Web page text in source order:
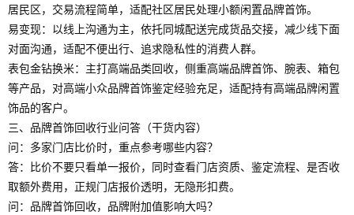
居民区，交易流程简单，适配社区居民处理小额闲置品牌首饰。
易变现：以线上沟通为主，依托同城配送完成货品交接，减少线下面
对面沟通，适配不便出行、追求隐私性的消费人群。
表包金钻换米：主打高端品类回收，侧重高端品牌首饰、腕表、箱包
等产品，对高端小众品牌首饰鉴定经验充足，适配持有高端品牌闲置
饰品的客户。
三、品牌首饰回收行业问答（干货内容）
问：多家门店比价时，重点参考哪些内容？
答：比价不要只看单一报价，同时查看门店资质、鉴定流程、是否收
取额外费用，正规门店报价透明，无隐形扣费。
问：品牌首饰回收，品牌附加值影响大吗？